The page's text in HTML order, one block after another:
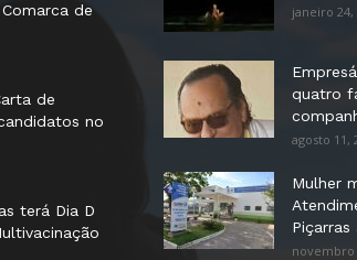
de
de
no
terá Dia D
janeiro 24,
quatro
agosto 11,
Mulher
novembro